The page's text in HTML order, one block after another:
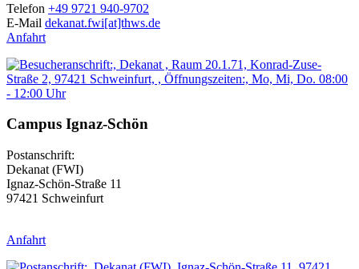
Telefon +49 9721 940-9702
E-Mail dekanat.fwi[at]thws.de
Anfahrt
Campus Ignaz-Schön
Postanschrift:
Dekanat (FWI)
Ignaz-Schön-Straße 11
97421 Schweinfurt
Anfahrt